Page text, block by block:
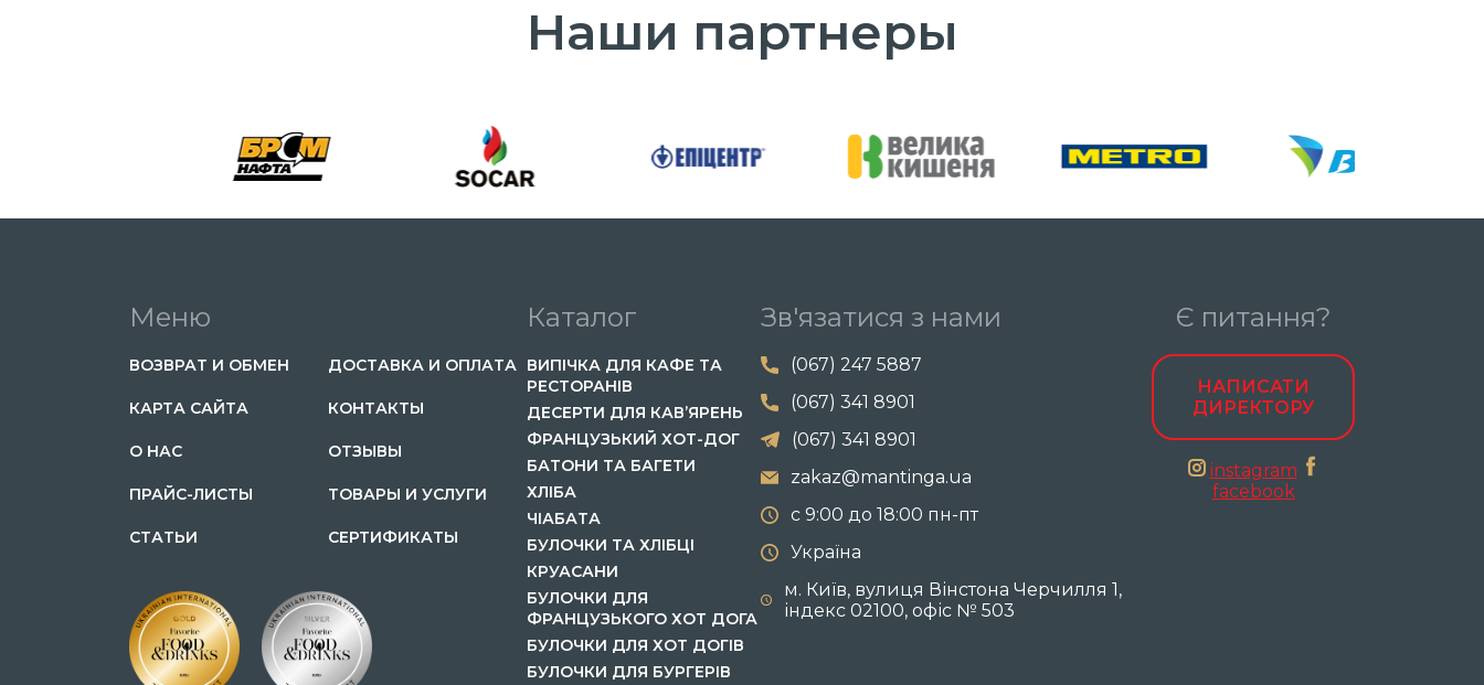
Наши партнеры
Меню
ВОЗВРАТ И ОБМЕН ДОСТАВКА И ОПЛАТА
КАРТА САЙТА КОНТАКТЫ
О НАС ОТЗЫВЫ
ПРАЙС-ЛИСТЫ ТОВАРЫ И УСЛУГИ
CТАТЬИ СЕРТИФИКАТЫ
Каталог
ВИПІЧКА ДЛЯ КАФЕ ТА
РЕСТОРАНІВ
ДЕСЕРТИ ДЛЯ КАВ’ЯРЕНЬ
ФРАНЦУЗЬКИЙ ХОТ-ДОГ
БАТОНИ ТА БАГЕТИ
ХЛІБА
ЧІАБАТА
БУЛОЧКИ ТА ХЛІБЦІ
КРУАСАНИ
БУЛОЧКИ ДЛЯ
ФРАНЦУЗЬКОГО ХОТ ДОГА
БУЛОЧКИ ДЛЯ ХОТ ДОГІВ
БУЛОЧКИ ДЛЯ БУРГЕРІВ
Зв'язатися з нами
(067) 247 5887
(067) 341 8901
(067) 341 8901
zakaz@mantinga.ua
с 9:00 до 18:00 пн-пт
Україна
м. Київ, вулиця Вінстона Черчилля 1,
індекс 02100, офіс № 503
Є питання?
НАПИСАТИ
ДИРЕКТОРУ
instagram
facebook